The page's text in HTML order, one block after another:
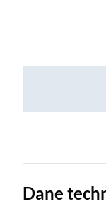
Dane